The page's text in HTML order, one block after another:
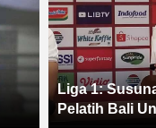
Liga 1:
Pelatih Bali